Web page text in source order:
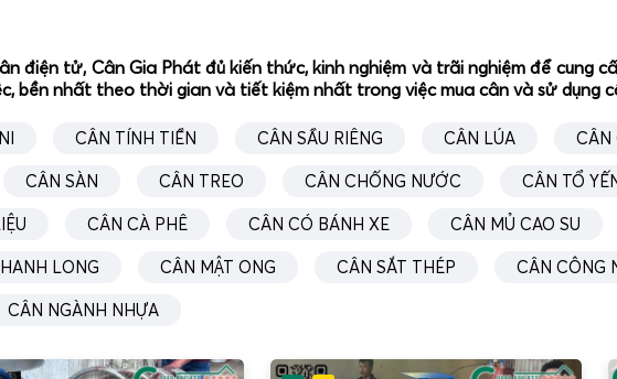
điện tử, Cân Gia Phát đủ kiến thức, kinh nghiệm và trãi nghiệm để cung
bền nhất theo thời gian và tiết kiệm nhất trong việc mua cân và sử dụng
CÂN TÍNH TIỀN CÂN SẦU RIÊNG CÂN LÚA CÂN
CÂN SÀN CÂN TREO CÂN CHỐNG NƯỚC CÂN TỔ
CÂN CÀ PHÊ CÂN CÓ BÁNH XE CÂN MỦ CAO SU
LONG CÂN MẬT ONG CÂN SẮT THÉP CÂN CÔNG
CÂN NGÀNH NHỰA